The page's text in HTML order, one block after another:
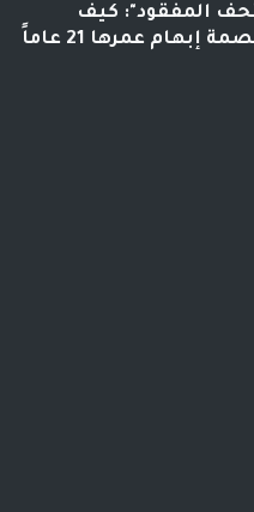
المفقود": كيف
كشفت بصمة إبهام عمرها 21 عاماً